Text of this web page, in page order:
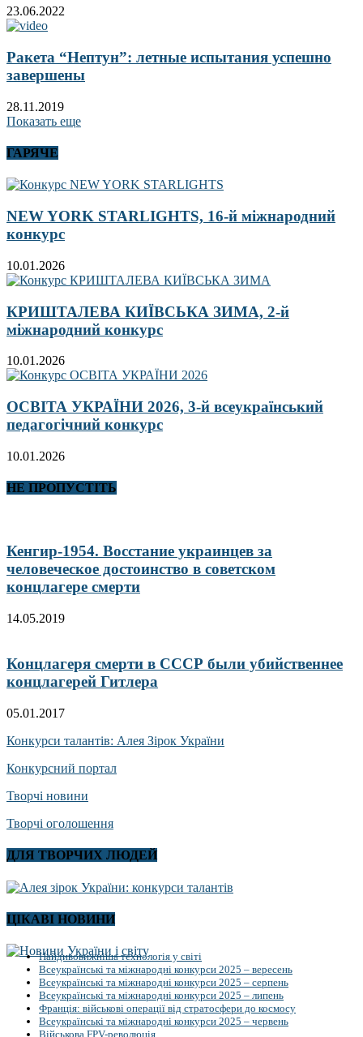
23.06.2022
Ракета “Нептун”: летные испытания успешно
завершены
28.11.2019
Показать еще
ГАРЯЧЕ
NEW YORK STARLIGHTS, 16-й міжнародний
конкурс
10.01.2026
КРИШТАЛЕВА КИЇВСЬКА ЗИМА, 2-й
міжнародний конкурс
10.01.2026
ОСВІТА УКРАЇНИ 2026, 3-й всеукраїнський
педагогічний конкурс
10.01.2026
НЕ ПРОПУСТІТЬ
Кенгир-1954. Восстание украинцев за
человеческое достоинство в советском
концлагере смерти
14.05.2019
Концлагеря смерти в СССР были убийственнее
концлагерей Гитлера
05.01.2017
Конкурси талантів: Алея Зірок України
Конкурсний портал
Творчі новини
Творчі оголошення
ДЛЯ ТВОРЧИХ ЛЮДЕЙ
ЦІКАВІ НОВИНИ
Найдивовижніша технологія у світі
Всеукраїнські та міжнародні конкурси 2025 – вересень
Всеукраїнські та міжнародні конкурси 2025 – серпень
Всеукраїнські та міжнародні конкурси 2025 – липень
Франція: військові операції від стратосфери до космосу
Всеукраїнські та міжнародні конкурси 2025 – червень
Військова FPV-революція